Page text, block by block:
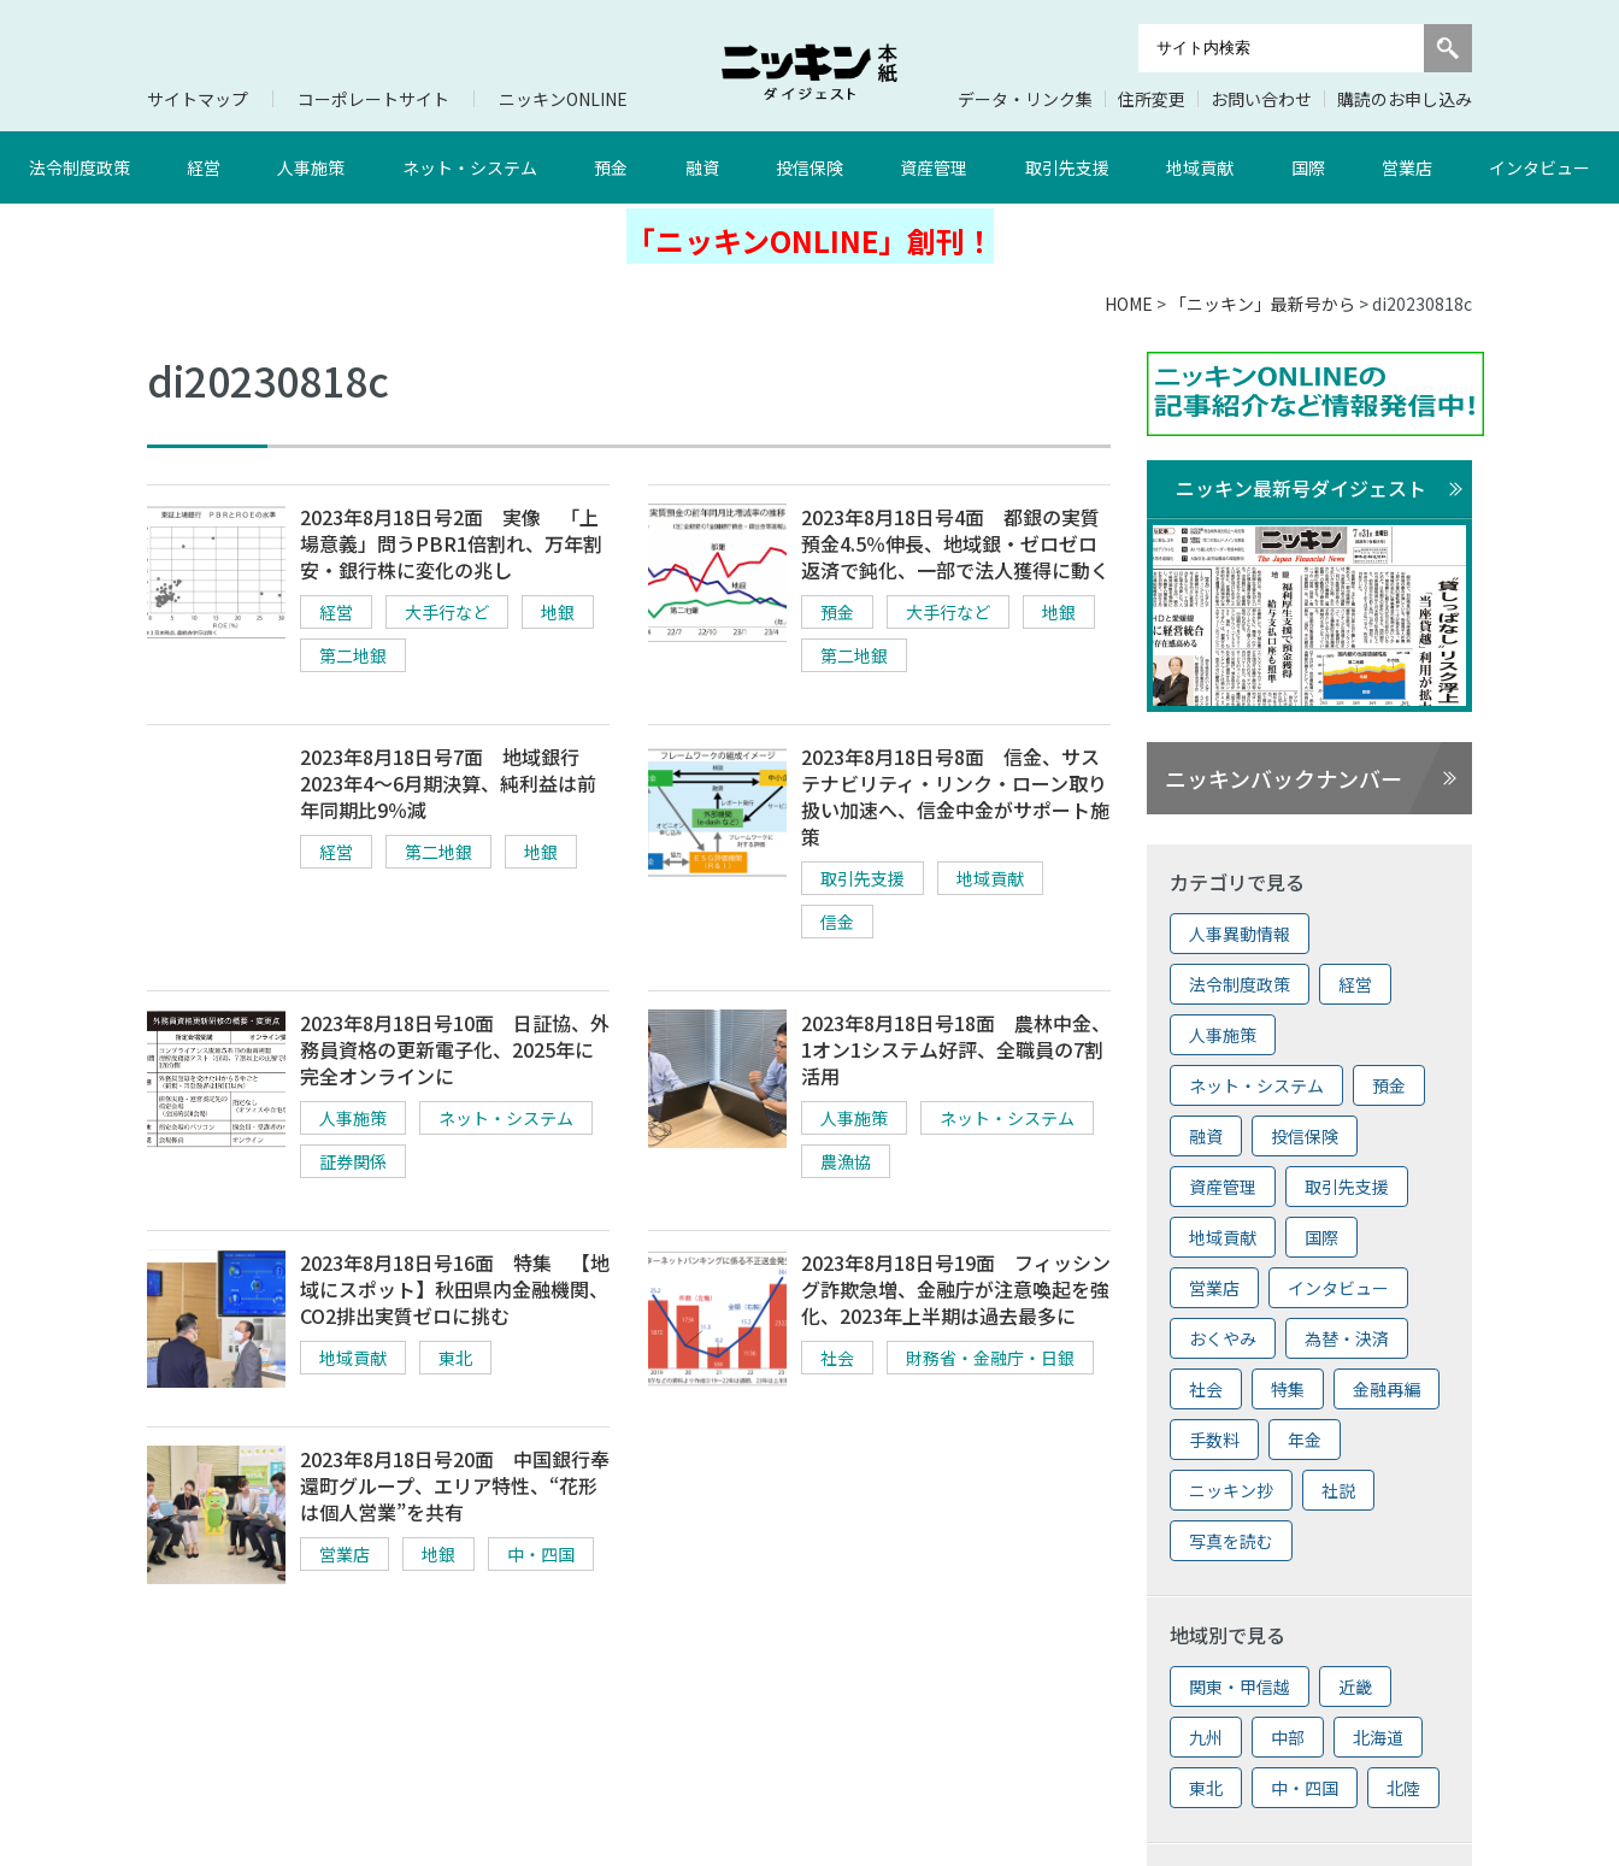
サイトマップ コーポレートサイト ニッキンONLINE データ・リンク集 住所変更 お問い合わせ 購読のお申し込み
法令制度政策 経営 人事施策 ネット・システム 預金 融資 投信保険 資産管理 取引先支援 地域貢献 国際 営業店 インタビュー
「ニッキンONLINE」創刊！
HOME > 「ニッキン」最新号から > di20230818c
di20230818c
2023年8月18日号2面 実像 「上
場意義」問うPBR1倍割れ、万年割
安・銀行株に変化の兆し
経営 大手行など
地銀
第二地銀
2023年8月18日号4面 都銀の実質
預金4.5％伸長、地域銀・ゼロゼロ
返済で鈍化、一部で法人獲得に動く
預金 大手行など
地銀
第二地銀
2023年8月18日号7面 地域銀行
2023年4～6月期決算、純利益は前
年同期比9％減
経営 第二地銀 地銀
2023年8月18日号8面 信金、サス
テナビリティ・リンク・ローン取り
扱い加速へ、信金中金がサポート施
策
取引先支援
地域貢献
信金
2023年8月18日号10面 日証協、外
務員資格の更新電子化、2025年に
完全オンラインに
人事施策
ネット・システム
証券関係
2023年8月18日号18面 農林中金、
1オン1システム好評、全職員の7割
活用
人事施策
ネット・システム
農漁協
2023年8月18日号16面 特集 【地
域にスポット】秋田県内金融機関、
CO2排出実質ゼロに挑む
地域貢献 東北
2023年8月18日号19面 フィッシン
グ詐欺急増、金融庁が注意喚起を強
化、2023年上半期は過去最多に
社会 財務省・金融庁・日銀
2023年8月18日号20面 中国銀行奉
還町グループ、エリア特性、“花形
は個人営業”を共有
営業店 地銀 中・四国
ニッキン最新号ダイジェスト
ニッキンバックナンバー
カテゴリで見る
人事異動情報
法令制度政策 経営
人事施策
ネット・システム 預金
融資 投信保険
資産管理 取引先支援
地域貢献 国際
営業店 インタビュー
おくやみ 為替・決済
社会 特集 金融再編
手数料 年金
ニッキン抄 社説
写真を読む
地域別で見る
関東・甲信越 近畿
九州 中部 北海道
東北 中・四国 北陸